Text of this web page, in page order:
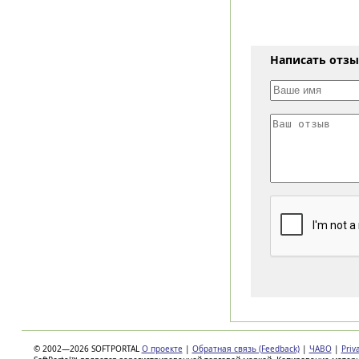
Написать
© 2002—2026 SOFTPORTAL О проекте | Обратная связь (Feedback) | ЧАВО |